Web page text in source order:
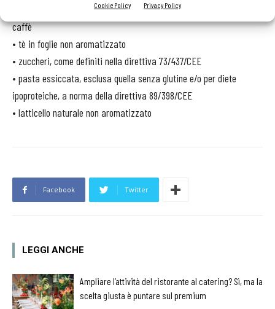
Cookie Policy Privacy Policy
• caffè (escluso il caffè istantaneo aromatizzato) ed estratti di
caffè
• tè in foglie non aromatizzato
• zuccheri, come definiti nella direttiva 73/437/CEE
• pasta essiccata, esclusa quella senza glutine e/o per diete
ipoproteiche, a norma della direttiva 89/398/CEE
• latticello naturale non aromatizzato
Facebook Twitter
LEGGI ANCHE
Ampliare l’attività del ristorante al catering? Sì, ma la
scelta giusta è puntare sul premium